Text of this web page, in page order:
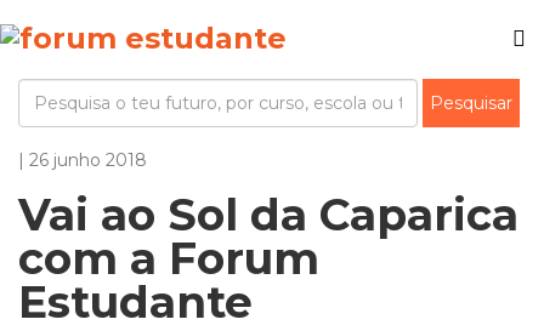
| 26 junho 2018
Vai ao Sol da Caparica
com a Forum
Estudante